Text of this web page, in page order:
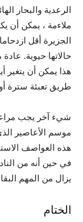
الرعدية والبحار
ملاءمة ، يمكن أن
الجزيرة أقل
حالاتها حيوية.
هذا يمكن أن
طريق تعبئة سترة
شيء آخر يجب
موسم الأعاصير
هذه العواصف
في حين أنه من
يزال من المهم
الختام